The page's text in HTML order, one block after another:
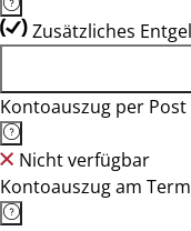
Zusätzliches
Kontoauszug per Post
Nicht verfügbar
Kontoauszug am